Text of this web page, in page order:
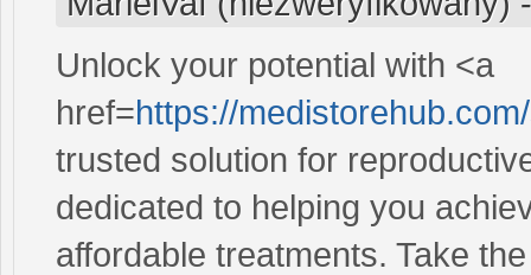
Unlock your potential with <a
href=https://
trusted solution for
dedicated to helping you
affordable treatments. Take